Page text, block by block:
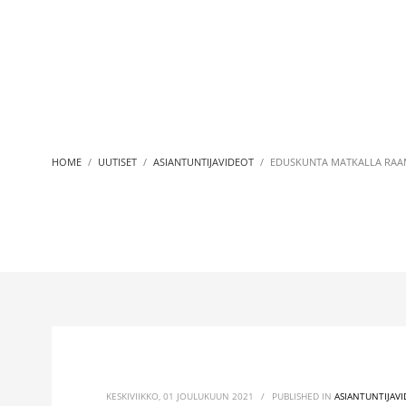
HOME UUTISET ASIANTUNTIJAVIDEOT EDUSKUNTA MATKALLA
KESKIVIIKKO, 01 JOULUKUUN 2021 / PUBLISHED IN